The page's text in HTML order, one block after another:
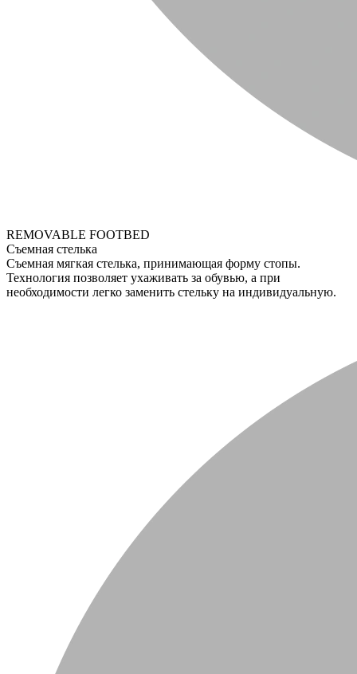
REMOVABLE FOOTBED
Съемная стелька
Съемная мягкая стелька, принимающая форму стопы.
Технология позволяет ухаживать за обувью, а при
необходимости легко заменить стельку на индивидуальную.